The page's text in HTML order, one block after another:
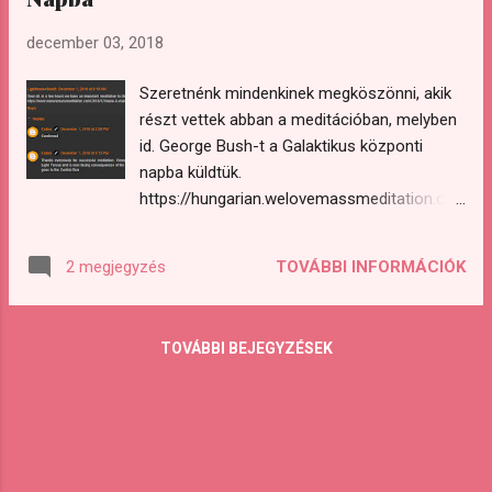
emelkedni az üzemanyagárak adója, tovább
helyszínén, melyek a francia kormány ellen irányuló
szélesebb körű tüntetésekké válnak.
https://www.rt.com/news/445681-france-
abandons-tax-hike-protests/
https://www.theguardian.com/world/2018/dec/05/fr
december 03, 2018
Szeretnénk mindenkinek megköszönni, akik
részt vettek abban a meditációban, melyben
id. George Bush-t a Galaktikus központi
napba küldtük.
https://hungarian.welovemassmeditation.co
helyzetjelentésének hozzászólás részében
tette közzé kb. 2 órával a meditáció után,
mindenkinek a sikeres meditációért. Id.
2 megjegyzés TOVÁBBI INFORMÁCIÓK
TOVÁBBI BEJEGYZÉSEK